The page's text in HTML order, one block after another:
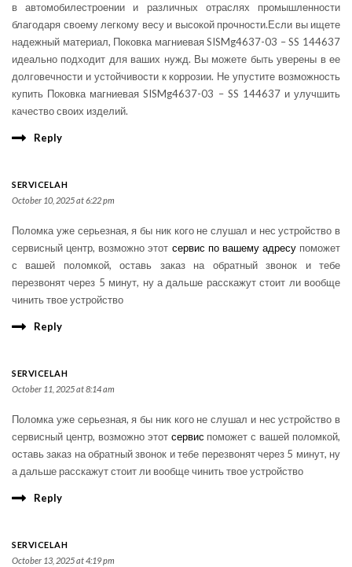
в автомобилестроении и различных отраслях промышленности
благодаря своему легкому весу и высокой прочности.Если вы ищете
надежный материал, Поковка магниевая SISMg4637-03 – SS 144637
идеально подходит для ваших нужд. Вы можете быть уверены в ее
долговечности и устойчивости к коррозии. Не упустите возможность
купить Поковка магниевая SISMg4637-03 – SS 144637 и улучшить
качество своих изделий.
Reply
SERVICELAH
October 10, 2025 at 6:22 pm
Поломка уже серьезная, я бы ник кого не слушал и нес устройство в
сервисный центр, возможно этот сервис по вашему адресупоможет
с вашей поломкой, оставь заказ на обратный звонок и тебе
перезвонят через 5 минут, ну а дальше расскажут стоит ли вообще
чинить твое устройство
Reply
SERVICELAH
October 11, 2025 at 8:14 am
Поломка уже серьезная, я бы ник кого не слушал и нес устройство в
сервисный центр, возможно этот сервис поможет с вашей поломкой,
оставь заказ на обратный звонок и тебе перезвонят через 5 минут, ну
а дальше расскажут стоит ли вообще чинить твое устройство
Reply
SERVICELAH
October 13, 2025 at 4:19 pm